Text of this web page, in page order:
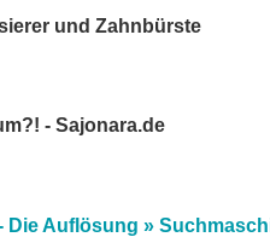
und Zahnbürste
- Sajonara.de
Die Auflösung »